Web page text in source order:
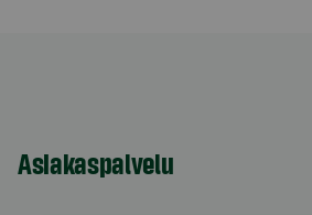
Asiakaspalvelu